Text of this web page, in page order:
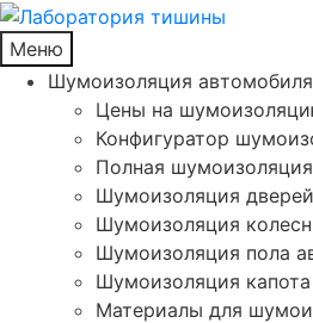
Меню
Шумоизоляция автомобиля
Цены на
Конфигуратор
Полная
Шумоизоляция
Шумоизоляция
Шумоизоляция пола
Шумоизоляция
Материалы для